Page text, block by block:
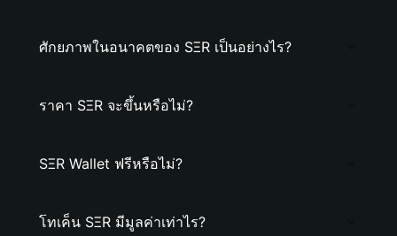
ศักยภาพในอนาคตของ SΞR เป็นอย่างไร?
ราคา SΞR จะขึ้นหรือไม่?
SΞR Wallet ฟรีหรือไม่?
โทเค็น SΞR มีมูลค่าเท่าไร?